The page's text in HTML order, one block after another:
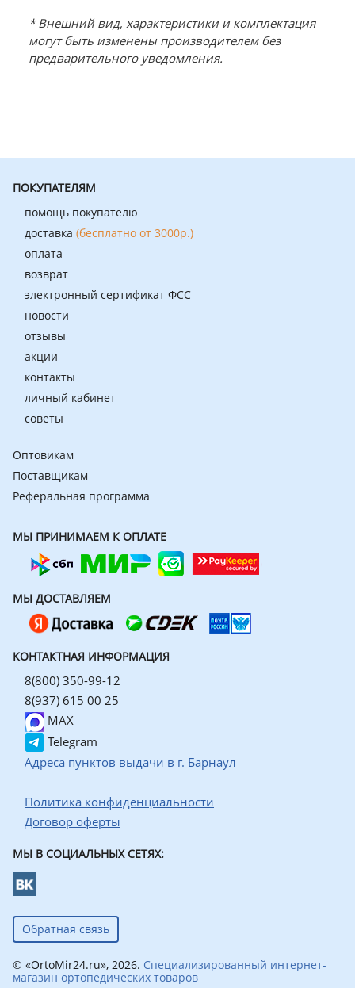
* Внешний вид, характеристики и комплектация
могут быть изменены производителем без
предварительного уведомления.
ПОКУПАТЕЛЯМ
помощь покупателю
доставка (бесплатно от 3000р.)
оплата
возврат
электронный сертификат ФСС
новости
отзывы
акции
контакты
личный кабинет
советы
Оптовикам
Поставщикам
Реферальная программа
МЫ ПРИНИМАЕМ К ОПЛАТЕ
МЫ ДОСТАВЛЯЕМ
КОНТАКТНАЯ ИНФОРМАЦИЯ
8(800) 350-99-12
8(937) 615 00 25
MAX
Telegram
Адреса пунктов выдачи в г. Барнаул
Политика конфиденциальности
Договор оферты
МЫ В СОЦИАЛЬНЫХ СЕТЯХ:
Обратная связь
© «OrtoMir24.ru», 2026. Специализированный интернет-
магазин ортопедических товаров